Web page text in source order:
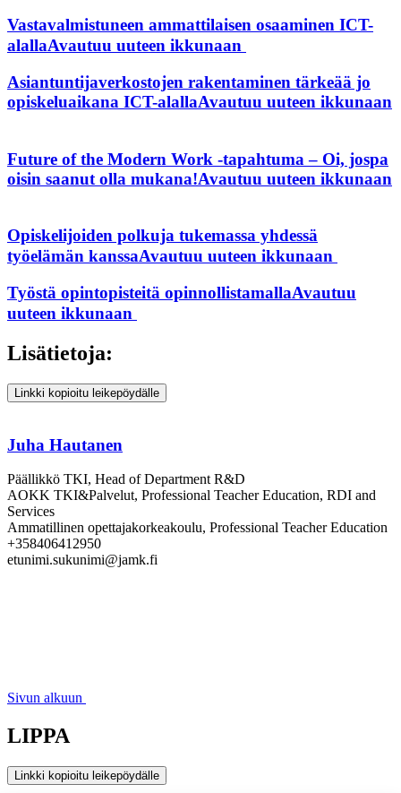
Vastavalmistuneen ammattilaisen osaaminen ICT-
alallaAvautuu uuteen ikkunaan
Asiantuntijaverkostojen rakentaminen tärkeää jo
opiskeluaikana ICT-alallaAvautuu uuteen ikkunaan
Future of the Modern Work -tapahtuma – Oi, jospa
oisin saanut olla mukana!Avautuu uuteen ikkunaan
Opiskelijoiden polkuja tukemassa yhdessä
työelämän kanssaAvautuu uuteen ikkunaan
Työstä opintopisteitä opinnollistamallaAvautuu
uuteen ikkunaan
Lisätietoja:
Linkki kopioitu leikepöydälle
Juha Hautanen
Päällikkö TKI, Head of Department R&D
AOKK TKI&Palvelut, Professional Teacher Education, RDI and
Services
Ammatillinen opettajakorkeakoulu, Professional Teacher Education
+358406412950
etunimi.sukunimi@jamk.fi
Sivun alkuun
LIPPA
Linkki kopioitu leikepöydälle